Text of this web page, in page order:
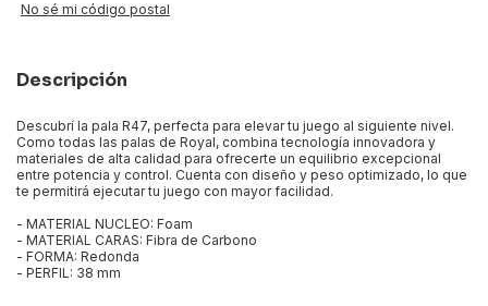
No sé mi código postal
Descripción
Descubrí la pala R47, perfecta para elevar tu juego al siguiente nivel.
Como todas las palas de Royal, combina tecnología innovadora y
materiales de alta calidad para ofrecerte un equilibrio excepcional
entre potencia y control. Cuenta con diseño y peso optimizado, lo que
te permitirá ejecutar tu juego con mayor facilidad.
- MATERIAL NUCLEO: Foam
- MATERIAL CARAS: Fibra de Carbono
- FORMA: Redonda
- PERFIL: 38 mm